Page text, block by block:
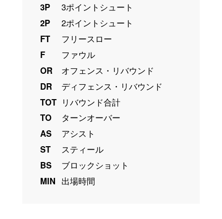
3P
3ポイントシュート
2P
2ポイントシュート
FT
フリースロー
F
ファウル
OR
オフェンス・リバウンド
DR
ディフェンス・リバウンド
TOT リバウンド合計
TO
ターンオーバー
AS
アシスト
ST
スティール
BS
ブロックショット
MIN 出場時間